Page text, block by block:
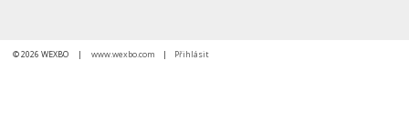
© 2026 WEXBO | www.wexbo.com | Přihlásit